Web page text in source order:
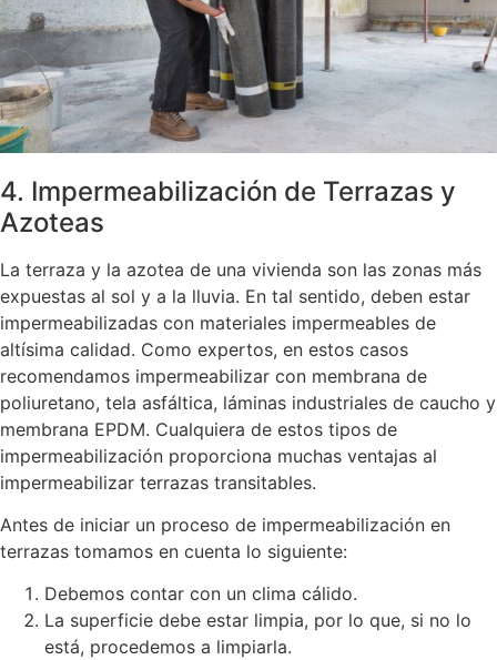
4. Impermeabilización de Terrazas y
Azoteas
La terraza y la azotea de una vivienda son las zonas más
expuestas al sol y a la lluvia. En tal sentido, deben estar
impermeabilizadas con materiales impermeables de
altísima calidad. Como expertos, en estos casos
recomendamos impermeabilizar con membrana de
poliuretano, tela asfáltica, láminas industriales de caucho y
membrana EPDM. Cualquiera de estos tipos de
impermeabilización proporciona muchas ventajas al
impermeabilizar terrazas transitables.
Antes de iniciar un proceso de impermeabilización en
terrazas tomamos en cuenta lo siguiente:
Debemos contar con un clima cálido.
La superficie debe estar limpia, por lo que, si no lo
está, procedemos a limpiarla.